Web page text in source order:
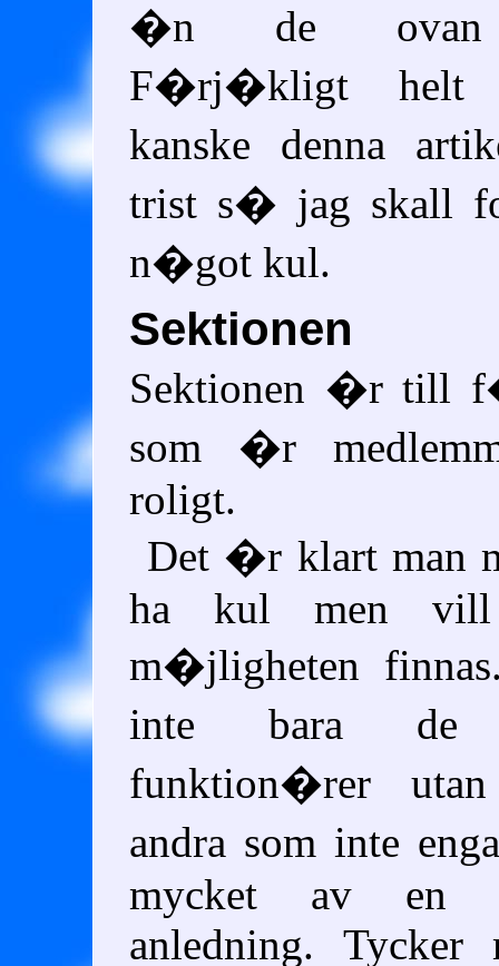
�n de ovan
F�rj�kligt helt
kanske denna
trist s� jag skall
n�got kul.
Sektionen
Sektionen �r till
som �r
roligt.
Det �r klart man
ha kul men vill
m�jligheten
inte bara
funktion�rer
andra som inte
mycket av en
anledning.